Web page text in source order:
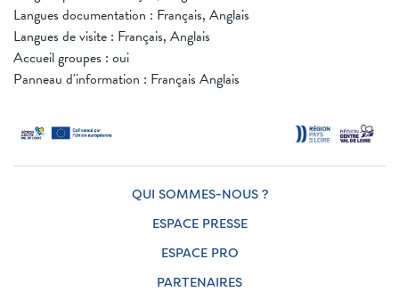
Langues documentation : Français, Anglais
Langues de visite : Français, Anglais
Accueil groupes : oui
Panneau d'information : Français Anglais
QUI SOMMES-NOUS ?
ESPACE PRESSE
ESPACE PRO
PARTENAIRES